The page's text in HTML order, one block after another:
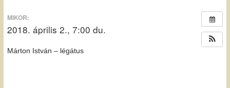
MIKOR:
2018. április 2., 7:00 du.
Márton István – légátus